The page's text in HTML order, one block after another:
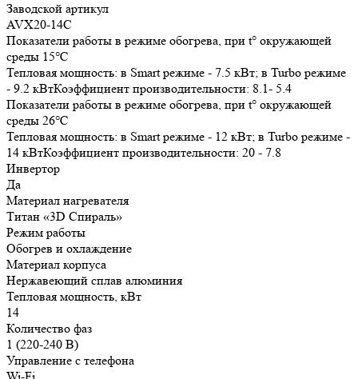
Заводской артикул
AVX20-14C
Показатели работы в режиме обогрева, при t° окружающей
среды 15℃
Тепловая мощность: в Smart режиме - 7.5 кВт; в Turbo режиме
- 9.2 кВтКоэффициент производительности: 8.1- 5.4
Показатели работы в режиме обогрева, при t° окружающей
среды 26℃
Тепловая мощность: в Smart режиме - 12 кВт; в Turbo режиме -
14 кВтКоэффициент производительности: 20 - 7.8
Инвертор
Да
Материал нагревателя
Титан «3D Спираль»
Режим работы
Обогрев и охлаждение
Материал корпуса
Нержавеющий сплав алюминия
Тепловая мощность, кВт
14
Количество фаз
1 (220-240 В)
Управление с телефона